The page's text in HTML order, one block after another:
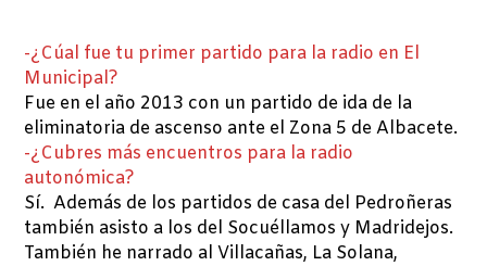
-¿Cúal fue tu primer partido para la radio en El
Municipal?
Fue en el año 2013 con un partido de ida de la
eliminatoria de ascenso ante el Zona 5 de Albacete.
-¿Cubres más encuentros para la radio
autonómica?
Sí. Además de los partidos de casa del Pedroñeras
también asisto a los del Socuéllamos y Madridejos.
También he narrado al Villacañas, La Solana,